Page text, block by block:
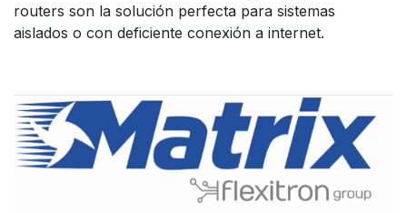
routers son la solución perfecta para sistemas
aislados o con deficiente conexión a internet.